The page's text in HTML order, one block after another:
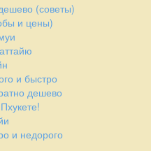
(советы)
и цены)
и быстро
дешево
и недорого